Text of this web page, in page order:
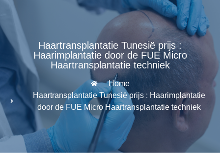
Haartransplantatie Tunesië prijs :
Haarimplantatie door de FUE Micro
Haartransplantatie techniek
Home
Haartransplantatie Tunesië prijs : Haarimplantatie
door de FUE Micro Haartransplantatie techniek